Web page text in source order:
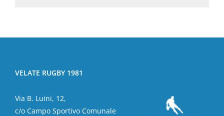
VELATE RUGBY 1981
Via B. Luini, 12,
c/o Campo Sportivo Comunale